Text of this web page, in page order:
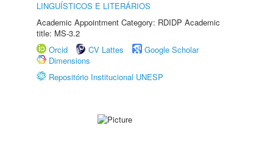
LINGUÍSTICOS E LITERÁRIOS
Academic Appointment Category: RDIDP Academic
title: MS-3.2
Orcid
CV Lattes
Google Scholar
Dimensions
Repositório Institucional UNESP